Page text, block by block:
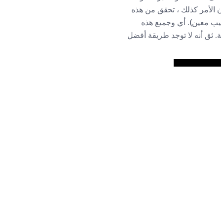
الأمر كذلك ، تحقق من هذه
معين). أي وجميع هذه
ثق أنه لا توجد طريقة أفضل